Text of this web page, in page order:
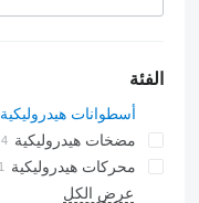
الفئة
أسطوانات هيدروليكية
مضخات هيدروليكية
محركات هيدروليكية
عرض الكل